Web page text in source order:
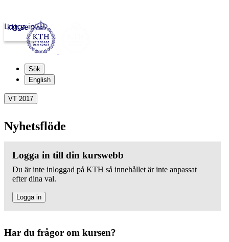
kth.se
Logga in
Sök
English
VT 2017
Nyhetsflöde
Logga in till din kurswebb
Du är inte inloggad på KTH så innehållet är inte anpassat
efter dina val.
Logga in
Har du frågor om kursen?